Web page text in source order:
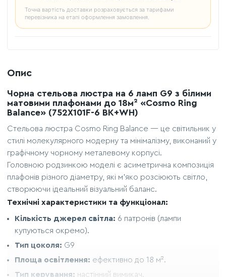
Точна вартість доставки розраховується за тарифами
перевізника на етапі оформлення замовлення.
Опис
Чорна стельова люстра на 6 ламп G9 з білими
матовими плафонами до 18м² «Cosmo Ring
Balance» (752X101F-6 BK+WH)
Стельова люстра Cosmo Ring Balance — це світильник у
стилі молекулярного модерну та мінімалізму, виконаний у
графічному чорному металевому корпусі.
Головною родзинкою моделі є асиметрична композиція
плафонів різного діаметру, які м'яко розсіюють світло,
створюючи ідеальний візуальний баланс.
Технічні характеристики та функціонал:
Кількість джерел світла: 6 патронів (лампи
купуються окремо).
Тип цоколя: G9
Площа освітлення: ефективно до 18 м².
Тип керування: настінний вимикач.